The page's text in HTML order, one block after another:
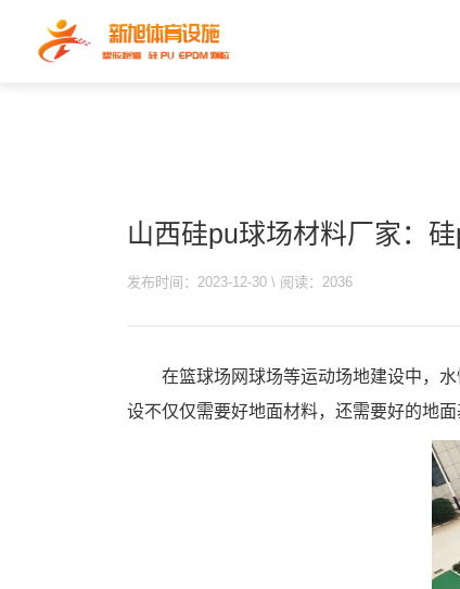
山西硅pu球场材料厂家：
发布时间：2023-12-30 \ 阅读：2036
在篮球场网球场等运动场地建设中，
设不仅仅需要好地面材料，还需要好的地